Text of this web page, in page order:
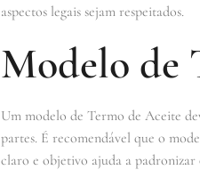
aspectos legais sejam respeitados.
Modelo de
Um modelo de Termo de Aceite
partes. É recomendável que o
claro e objetivo ajuda a padronizar